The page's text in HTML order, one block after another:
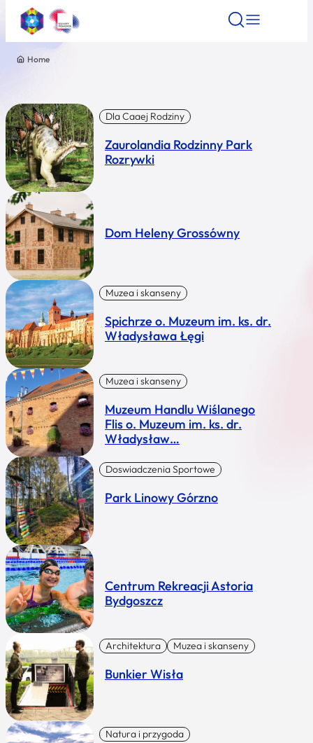
Nazwa atrakcji
Miasto
Kategoria
Home
Dla Caaej Rodziny
Zaurolandia Rodzinny Park
Rozrywki
Dom Heleny Grossówny
Muzea i skanseny
Spichrze o. Muzeum im. ks. dr.
Władysława Łęgi
Muzea i skanseny
Muzeum Handlu Wiślanego
Flis o. Muzeum im. ks. dr.
Władysław…
Doswiadczenia Sportowe
Park Linowy Górzno
Centrum Rekreacji Astoria
Bydgoszcz
Architektura Muzea i skanseny
Bunkier Wisła
Natura i przygoda